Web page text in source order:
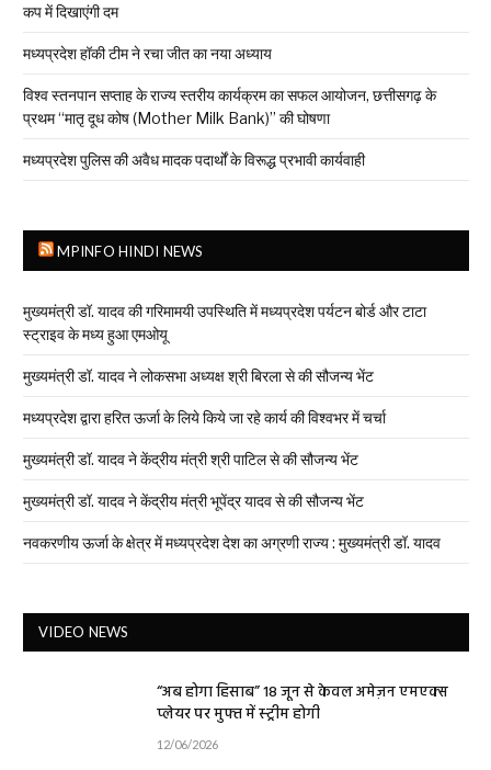
कप में दिखाएंगी दम
मध्यप्रदेश हॉकी टीम ने रचा जीत का नया अध्याय
विश्व स्तनपान सप्ताह के राज्य स्तरीय कार्यक्रम का सफल आयोजन, छत्तीसगढ़ के
प्रथम “मातृ दूध कोष (Mother Milk Bank)” की घोषणा
मध्यप्रदेश पुलिस की अवैध मादक पदार्थों के विरूद्ध प्रभावी कार्यवाही
MPINFO HINDI NEWS
मुख्यमंत्री डॉ. यादव की गरिमामयी उपस्थिति में मध्यप्रदेश पर्यटन बोर्ड और टाटा
स्ट्राइव के मध्य हुआ एमओयू
मुख्यमंत्री डॉ. यादव ने लोकसभा अध्यक्ष श्री बिरला से की सौजन्य भेंट
मध्यप्रदेश द्वारा हरित ऊर्जा के लिये किये जा रहे कार्य की विश्वभर में चर्चा
मुख्यमंत्री डॉ. यादव ने केंद्रीय मंत्री श्री पाटिल से की सौजन्य भेंट
मुख्यमंत्री डॉ. यादव ने केंद्रीय मंत्री भूपेंद्र यादव से की सौजन्य भेंट
नवकरणीय ऊर्जा के क्षेत्र में मध्यप्रदेश देश का अग्रणी राज्य : मुख्यमंत्री डॉ. यादव
VIDEO NEWS
“अब होगा हिसाब” 18 जून से केवल अमेज़न एमएक्स
प्लेयर पर मुफ्त में स्ट्रीम होगी
12/06/2026